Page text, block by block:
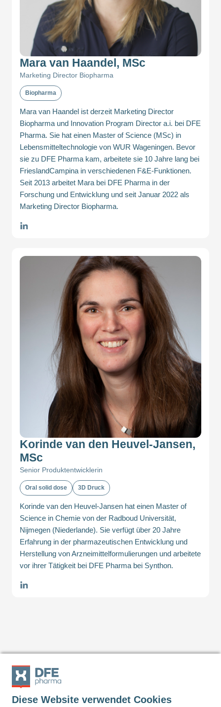
Diese Website verwendet Cookies
Mara van Haandel, MSc
Marketing Director Biopharma
Biopharma
Mara van Haandel ist derzeit Marketing Director
Biopharma und Innovation Program Director a.i. bei DFE
Pharma. Sie hat einen Master of Science (MSc) in
Lebensmitteltechnologie von WUR Wageningen. Bevor
sie zu DFE Pharma kam, arbeitete sie 10 Jahre lang bei
FrieslandCampina in verschiedenen F&E-Funktionen.
Seit 2013 arbeitet Mara bei DFE Pharma in der
Forschung und Entwicklung und seit Januar 2022 als
Marketing Director Biopharma.
Korinde van den Heuvel-Jansen,
MSc
Senior Produktentwicklerin
Oral solid dose 3D Druck
Korinde van den Heuvel-Jansen hat einen Master of
Science in Chemie von der Radboud Universität,
Nijmegen (Niederlande). Sie verfügt über 20 Jahre
Erfahrung in der pharmazeutischen Entwicklung und
Herstellung von Arzneimittelformulierungen und arbeitete
vor ihrer Tätigkeit bei DFE Pharma bei Synthon.